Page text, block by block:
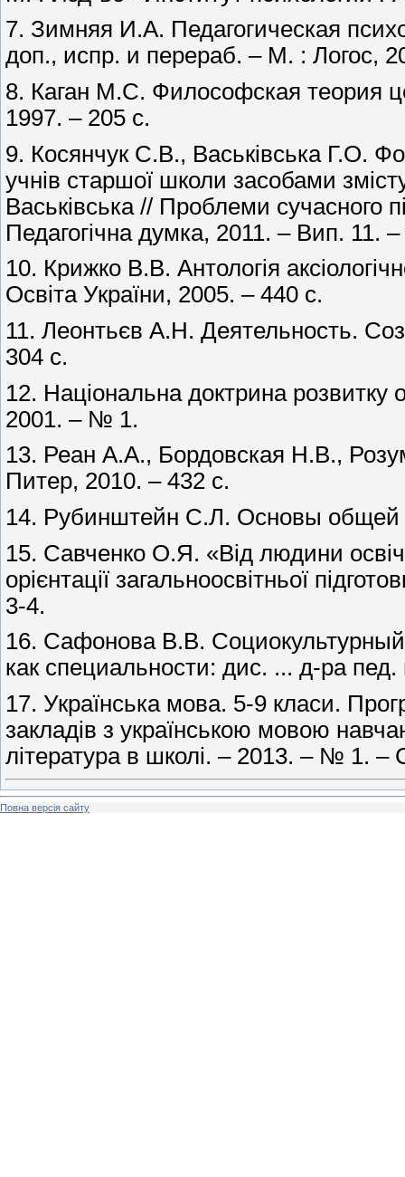
7. Зимняя И.А. Педагогическая
доп., испр. и перераб. – М. : Логос,
8. Каган М.С. Философская теория
1997. – 205 с.
9. Косянчук С.В., Васьківська Г.О.
учнів старшої школи засобами
Васьківська // Проблеми сучасного
Педагогічна думка, 2011. – Вип. 11.
10. Крижко В.В. Антологія
Освіта України, 2005. – 440 с.
11. Леонтьєв А.Н. Деятельность.
304 с.
12. Національна доктрина розвитку
2001. – № 1.
13. Реан А.А., Бордовская Н.В.,
Питер, 2010. – 432 с.
14. Рубинштейн С.Л. Основы общей
15. Савченко О.Я. «Від людини
орієнтації загальноосвітньої
3-4.
16. Сафонова В.В.
как специальности: дис. ... д-ра
17. Українська мова. 5-9 класи.
закладів з українською мовою
література в школі. – 2013. – № 1. –
Повна версія сайту